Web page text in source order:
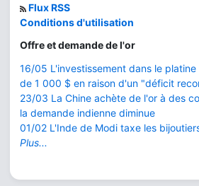
Flux RSS
Conditions d'utilisation
Offre et demande de l'or
16/05 L'investissement dans le
de 1 000 $ en raison d'un "déficit
23/03 La Chine achète de l'or à des
la demande indienne diminue
01/02 L'Inde de Modi taxe les
Plus...